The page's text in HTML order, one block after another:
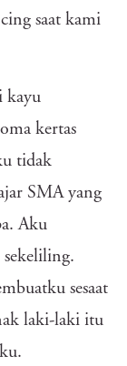
saat kami
kayu
kertas
tidak
SMA yang
Aku
sesaat
laki-laki itu